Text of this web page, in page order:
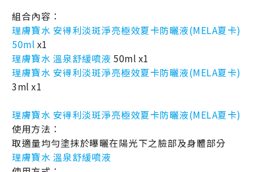
組合內容：
理膚寶水 安得利淡斑淨亮極效夏卡防曬液(MELA夏卡)
50ml x1
理膚寶水 溫泉舒緩噴液 50ml x1
理膚寶水 安得利淡斑淨亮極效夏卡防曬液(MELA夏卡)
3ml x1
理膚寶水 安得利淡斑淨亮極效夏卡防曬液(MELA夏卡)
使用方法：
取適量均勻塗抹於曝曬在陽光下之臉部及身體部分
理膚寶水 溫泉舒緩噴液